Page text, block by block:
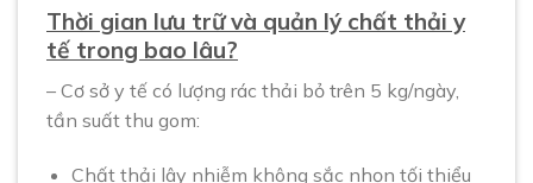
Thời gian lưu trữ và quản lý chất thải y
tế trong bao lâu?
– Cơ sở y tế có lượng rác thải bỏ trên 5 kg/ngày,
tần suất thu gom:
Chất thải lây nhiễm không sắc nhọn tối thiểu